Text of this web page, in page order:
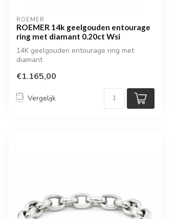
ROEMER
ROEMER 14k geelgouden entourage
ring met diamant 0.20ct Wsi
14K geelgouden entourage ring met
diamant
€1.165,00
Vergelijk